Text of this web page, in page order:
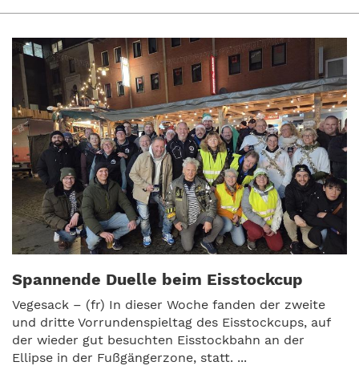
Spannende Duelle beim Eisstockcup
Vegesack – (fr) In dieser Woche fanden der zweite
und dritte Vorrundenspieltag des Eisstockcups, auf
der wieder gut besuchten Eisstockbahn an der
Ellipse in der Fußgängerzone, statt. ...